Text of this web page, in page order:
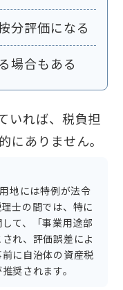
分評価になる
場合もある
いれば、税負担
にありません。
地には特例が法令
士の間では、特に
て、「事業用途部
れ、評価誤差によ
に自治体の資産税
奨されます。